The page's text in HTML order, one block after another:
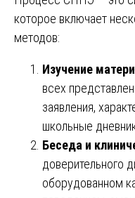
которое включает
методов:
Изучение
всех
заявления,
школьные
Беседа и
доверительного
оборудованном